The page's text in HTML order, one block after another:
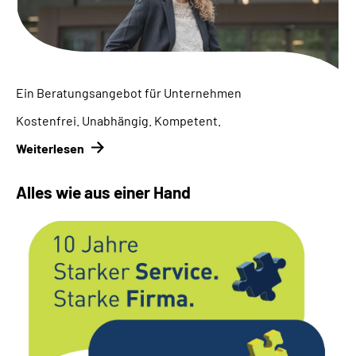
Leichte Sprache
Ein Beratungsangebot für Unternehmen
Kostenfrei. Unabhängig. Kompetent.
Weiterlesen
Alles wie aus einer Hand